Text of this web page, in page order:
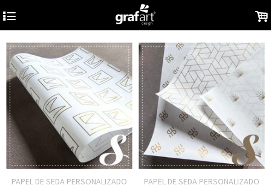
4 .
PAPEL DE SEDA PERSONALIZADO
PAPEL DE SEDA PERSONALIZADO